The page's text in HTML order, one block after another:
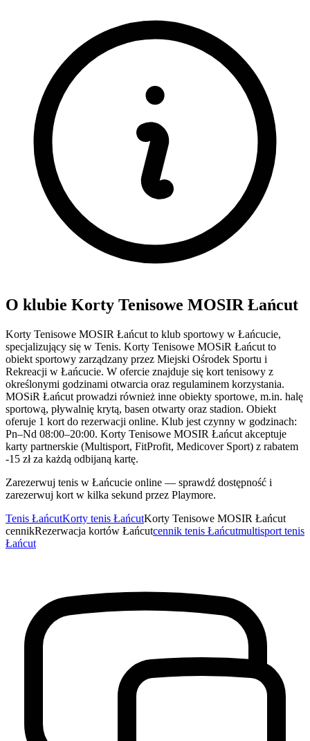
O klubie Korty Tenisowe MOSIR Łańcut
Korty Tenisowe MOSIR Łańcut to klub sportowy w Łańcucie,
specjalizujący się w Tenis. Korty Tenisowe MOSiR Łańcut to
obiekt sportowy zarządzany przez Miejski Ośrodek Sportu i
Rekreacji w Łańcucie. W ofercie znajduje się kort tenisowy z
określonymi godzinami otwarcia oraz regulaminem korzystania.
MOSiR Łańcut prowadzi również inne obiekty sportowe, m.in. halę
sportową, pływalnię krytą, basen otwarty oraz stadion. Obiekt
oferuje 1 kort do rezerwacji online. Klub jest czynny w godzinach:
Pn–Nd 08:00–20:00. Korty Tenisowe MOSIR Łańcut akceptuje
karty partnerskie (Multisport, FitProfit, Medicover Sport) z rabatem
-15 zł za każdą odbijaną kartę.
Zarezerwuj tenis w Łańcucie online — sprawdź dostępność i
zarezerwuj kort w kilka sekund przez Playmore.
Tenis ŁańcutKorty tenis ŁańcutKorty Tenisowe MOSIR Łańcut
cennikRezerwacja kortów Łańcutcennik tenis Łańcutmultisport tenis
Łańcut